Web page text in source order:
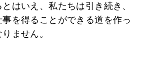
はいえ、私たちは引き続き、
を得ることができる道を作っ
ません。